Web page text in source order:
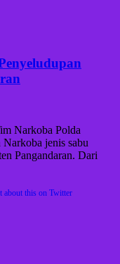
Narkoba Polda
jenis sabu
Pangandaran. Dari